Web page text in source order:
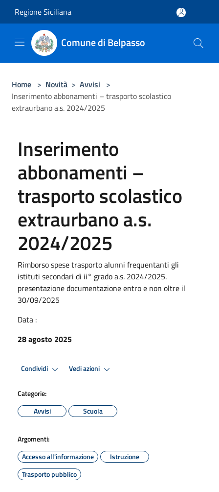
Regione Siciliana
Comune di Belpasso
Home > Novità > Avvisi >
Inserimento abbonamenti – trasporto scolastico
extraurbano a.s. 2024/2025
Inserimento
abbonamenti –
trasporto scolastico
extraurbano a.s.
2024/2025
Rimborso spese trasporto alunni frequentanti gli
istituti secondari di ii° grado a.s. 2024/2025.
presentazione documentazione entro e non oltre il
30/09/2025
Data :
28 agosto 2025
Condividi Vedi azioni
Categorie:
Avvisi
Scuola
Argomenti:
Accesso all'informazione
Istruzione
Trasporto pubblico